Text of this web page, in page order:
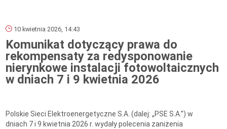
10 kwietnia 2026, 14:43
Komunikat dotyczący prawa do
rekompensaty za redysponowanie
nierynkowe instalacji fotowoltaicznych
w dniach 7 i 9 kwietnia 2026
Polskie Sieci Elektroenergetyczne S.A. (dalej: „PSE S.A.”) w
dniach 7 i 9 kwietnia 2026 r. wydały polecenia zaniżenia